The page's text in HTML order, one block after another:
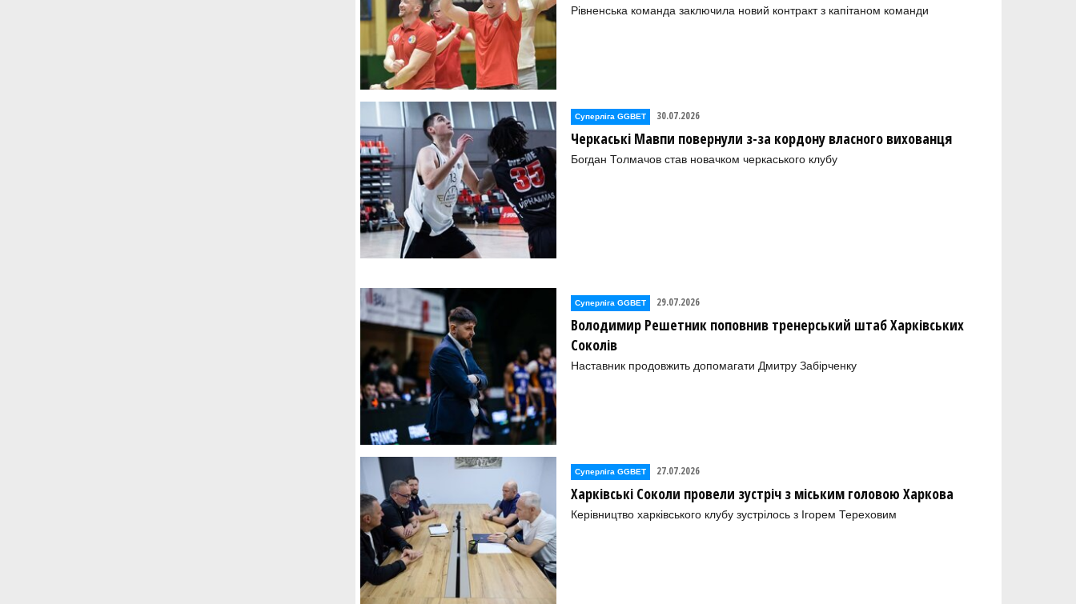
Рівненська команда заключила новий контракт з капітаном команди
Суперліга GGBET 30.07.2026
Черкаські Мавпи повернули з-за кордону власного вихованця
Богдан Толмачов став новачком черкаського клубу
Суперліга GGBET 29.07.2026
Володимир Решетник поповнив тренерський штаб Харківських
Соколів
Наставник продовжить допомагати Дмитру Забірченку
Суперліга GGBET 27.07.2026
Харківські Соколи провели зустріч з міським головою Харкова
Керівництво харківського клубу зустрілось з Ігорем Тереховим